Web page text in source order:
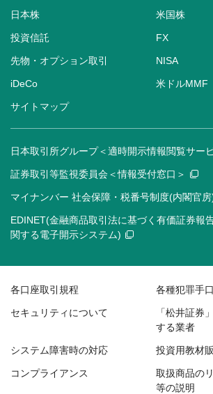
日本株 米国株
投資信託 FX
先物・オプション取引 NISA
iDeCo 米ドルMMF
サイトマップ
日本取引所グループ＜適時開示情報閲覧サー
証券取引等監視委員会＜情報受付窓口＞
マイナンバー 社会保障・税番号制度(内閣官房
EDINET(金融商品取引法に基づく有価証券報
関する電子開示システム)
各口座取引規程 各種犯罪手
セキュリティについて
「松井証券
する業者
システム障害時の対応 投資用教材
コンプライアンス
取扱商品の
等の説明